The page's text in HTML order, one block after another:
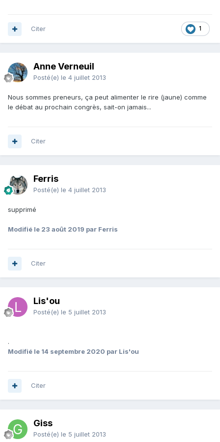
1
Citer
Anne Verneuil
Posté(e) le 4 juillet 2013
Nous sommes preneurs, ça peut alimenter le rire (jaune) comme
le débat au prochain congrès, sait-on jamais...
Citer
Ferris
Posté(e) le 4 juillet 2013
supprimé
Modifié le 23 août 2019 par Ferris
Citer
Lis'ou
Posté(e) le 5 juillet 2013
.
Modifié le 14 septembre 2020 par Lis'ou
Citer
Giss
Posté(e) le 5 juillet 2013